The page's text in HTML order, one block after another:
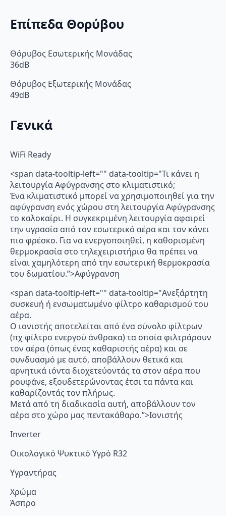
Επίπεδα Θορύβου
Θόρυβος Εσωτερικής Μονάδας
36dB
Θόρυβος Εξωτερικής Μονάδας
49dB
Γενικά
WiFi Ready
<span data-tooltip-left="" data-tooltip="Τι κάνει η
λειτουργία Αφύγρανσης στο κλιματιστικό;
Ένα κλιματιστικό μπορεί να χρησιμοποιηθεί για την
αφύγρανση ενός χώρου στη λειτουργία Αφύγρανσης
το καλοκαίρι. Η συγκεκριμένη λειτουργία αφαιρεί
την υγρασία από τον εσωτερικό αέρα και τον κάνει
πιο φρέσκο. Για να ενεργοποιηθεί, η καθορισμένη
θερμοκρασία στο τηλεχειριστήριο θα πρέπει να
είναι χαμηλότερη από την εσωτερική θερμοκρασία
του δωματίου.”>Αφύγρανση
<span data-tooltip-left="" data-tooltip="Ανεξάρτητη
συσκευή ή ενσωματωμένο φίλτρο καθαρισμού του
αέρα.
Ο ιονιστής αποτελείται από ένα σύνολο φίλτρων
(πχ φίλτρο ενεργού άνθρακα) τα οποία φιλτράρουν
τον αέρα (όπως ένας καθαριστής αέρα) και σε
συνδυασμό με αυτό, αποβάλλουν θετικά και
αρνητικά ιόντα διοχετεύοντάς τα στον αέρα που
ρουφάνε, εξουδετερώνοντας έτσι τα πάντα και
καθαρίζοντάς τον πλήρως.
Μετά από τη διαδικασία αυτή, αποβάλλουν τον
αέρα στο χώρο μας πεντακάθαρο.”>Ιονιστής
Inverter
Οικολογικό Ψυκτικό Υγρό R32
Υγραντήρας
Χρώμα
Άσπρο